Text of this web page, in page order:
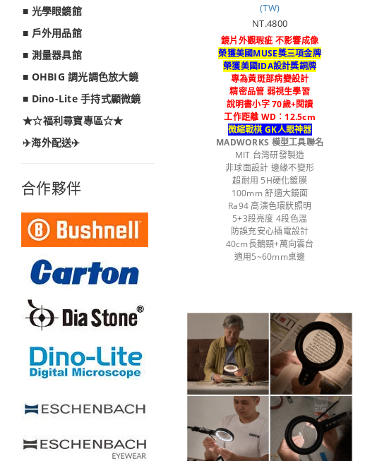
■ 光學眼鏡館
■ 戶外用品館
■ 測量器具館
■ OHBIG 調光調色放大鏡
■ Dino-Lite 手持式顯微鏡
★☆福利尋寶專區☆★
✈️海外配送✈️
合作夥伴
(TW)
NT.4800
鏡片外觀瑕疵 不影響成像
榮獲美國MUSE獎三項金牌
榮獲美國IDA設計獎銅牌
專為黃斑部病變設計
精密品管 弱視生學習
說明書小字 70歲+閱讀
工作距離 WD：12.5cm
微縮戰棋 GK人眼神器
MADWORKS 模型工具聯名
MIT 台灣研發製造
非球面設計 邊緣不變形
超耐用 5H硬化鍍膜
100mm 舒適大鏡面
Ra94 高演色環狀照明
5+3段亮度 4段色溫
防誤充安心插電設計
40cm長鵝頸+萬向雲台
適用5~60mm桌邊